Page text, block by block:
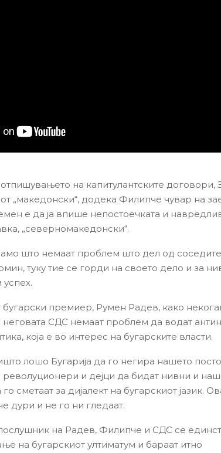
на капитулантските договори,
„македонски“, додека Филипче чувар на
е да ја впише непостоечката и
„северномакедонски“.
што немаат проблем што дел од
туку тие се горди на своето дело и за
успех.
бугарски премиер, Румен Радев, како
СДС немаат проблем да водат
која е во интерес на бугарските власти.
лошо Бугарија да го негира нашето
револуционери и дејци да бидат нивни и
сметаат за дијалект на бугарскиот јазик.
дури и не го ни гледаат.
на Радев, Филипче и СДС се
на бугарскиот ултиматум и бараат итно